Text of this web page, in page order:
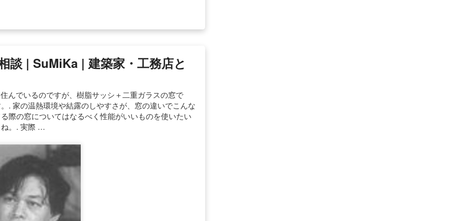
談 | SuMiKa | 建築家・工務店と
んでいるのですが、樹脂サッシ＋二重ガラスの窓で
. 家の温熱環境や結露のしやすさが、窓の違いでこんな
際の窓についてはなるべく性能がいいものを使いたい
ね。. 実際 …